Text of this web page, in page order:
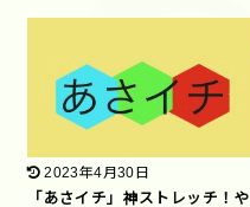
2023年4月30日
「あさイチ」神ストレッチ！や